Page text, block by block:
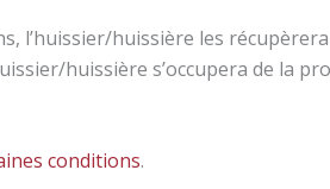
l’huissier/huissière les
huissière s’occupera de la
conditions.